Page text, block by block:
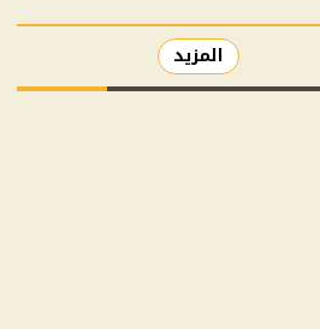
المزيد